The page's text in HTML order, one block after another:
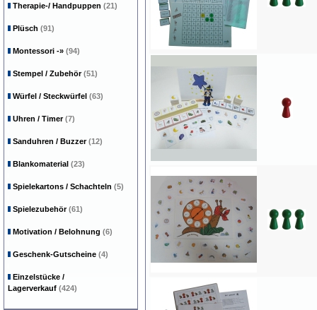
Therapie-/ Handpuppen (21)
Plüsch (91)
Montessori -» (94)
Stempel / Zubehör(51)
Würfel / Steckwürfel (63)
Uhren / Timer(7)
Sanduhren / Buzzer(12)
Blankomaterial (23)
Spielekartons / Schachteln (5)
Spielezubehör(61)
Motivation / Belohnung (6)
Geschenk-Gutscheine (4)
Einzelstücke /
Lagerverkauf (424)